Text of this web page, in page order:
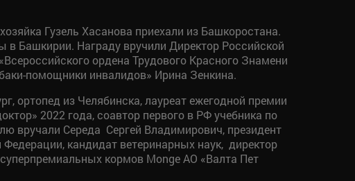
Гузель Хасанова приехали из Башкоростана.
в Башкирии. Награду вручили Директор Российской
ордена Трудового Красного Знамени
помощники инвалидов» Ирина Зенкина.
ортопед из Челябинска, лауреат ежегодной премии
2022 года, соавтор первого в РФ учебника по
вручали Середа Сергей Владимирович, президент
кандидат ветеринарных наук, директор
кормов Monge АО «Валта Пет